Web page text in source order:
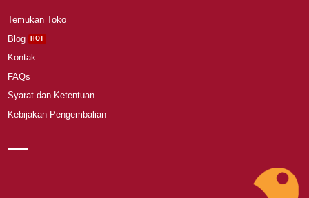
Temukan Toko
Blog
Kontak
FAQs
Syarat dan Ketentuan
Kebijakan Pengembalian